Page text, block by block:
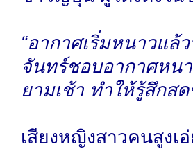
“อากาศเริ่มหนาวแล้
จันทร์ชอบอากาศหน
ยามเช้า ทำให้รู้สึกส
เสียงหญิงสาวคนสูงเ